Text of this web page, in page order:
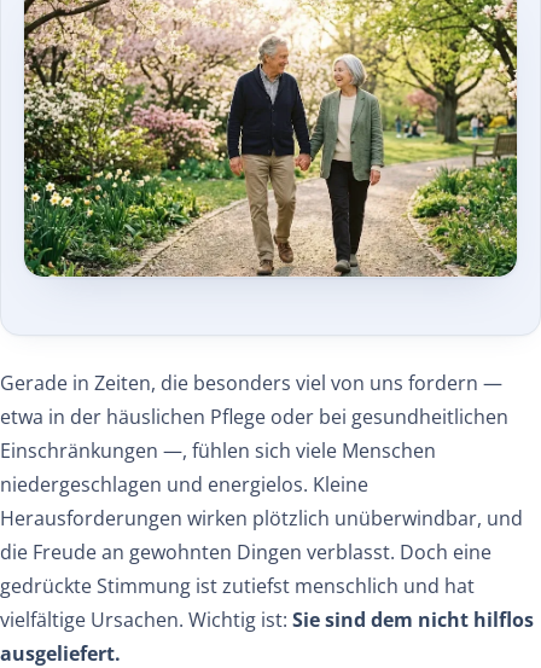
Gerade in Zeiten, die besonders viel von uns fordern —
etwa in der häuslichen Pflege oder bei gesundheitlichen
Einschränkungen —, fühlen sich viele Menschen
niedergeschlagen und energielos. Kleine
Herausforderungen wirken plötzlich unüberwindbar, und
die Freude an gewohnten Dingen verblasst. Doch eine
gedrückte Stimmung ist zutiefst menschlich und hat
vielfältige Ursachen. Wichtig ist: Sie sind dem nicht hilflos
ausgeliefert.